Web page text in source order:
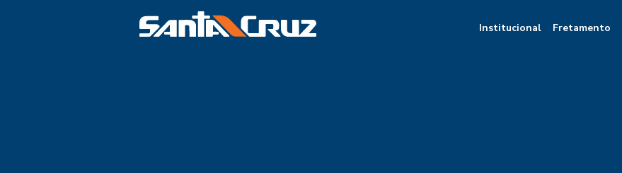
Institucional Fretamento